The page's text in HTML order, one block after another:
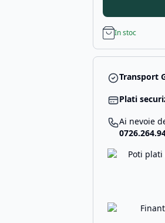
In stoc
Transport
Plati
Ai nevoie
Poti plati